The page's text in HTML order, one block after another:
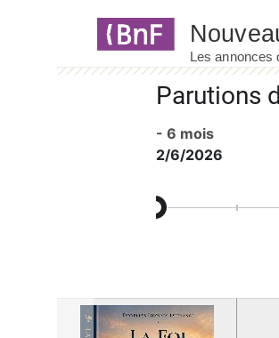
Parutions
- 6 mois
2/6/2026